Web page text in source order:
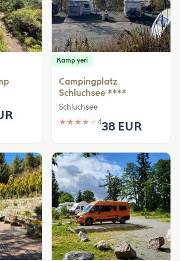
Kamp yeri
Campingplatz
Schluchsee ****
Schluchsee
★ ★ ★ ★ ★ 438 EUR